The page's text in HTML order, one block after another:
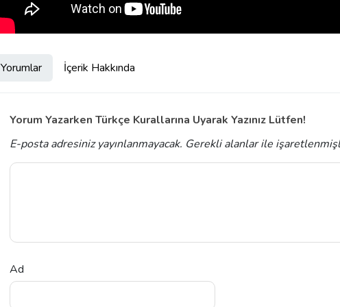
Yorumlar İçerik Hakkında
Yorum Yazarken Türkçe Kurallarına Uyarak Yazınız Lütfen!
E-posta adresiniz yayınlanmayacak. Gerekli alanlarile
Ad